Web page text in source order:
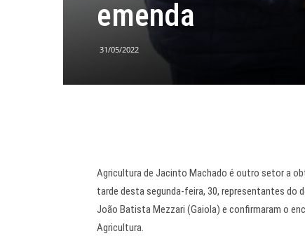
emenda
31/05/2022
Agricultura de Jacinto Machado é outro setor a
tarde desta segunda-feira, 30, representantes
João Batista Mezzari (Gaiola) e confirmaram o
Agricultura.